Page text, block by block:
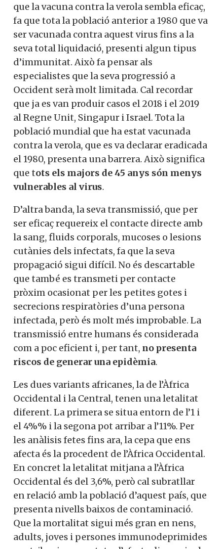
que la vacuna contra la verola sembla eficaç,
fa que tota la població anterior a 1980 que va
ser vacunada contra aquest virus fins a la
seva total liquidació, presenti algun tipus
d’immunitat. Això fa pensar als
especialistes que la seva progressió a
Occident serà molt limitada. Cal recordar
que ja es van produir casos el 2018 i el 2019
al Regne Unit, Singapur i Israel. Tota la
població mundial que ha estat vacunada
contra la verola, que es va declarar eradicada
el 1980, presenta una barrera. Això significa
que tots els majors de 45 anys són menys
vulnerables al virus.
D’altra banda, la seva transmissió, que per
ser eficaç requereix el contacte directe amb
la sang, fluids corporals, mucoses o lesions
cutànies dels infectats, fa que la seva
propagació sigui difícil. No és descartable
que també es transmeti per contacte
pròxim ocasionat per les petites gotes i
secrecions respiratòries d’una persona
infectada, però és molt més improbable. La
transmissió entre humans és considerada
com a poc eficient i, per tant, no presenta
riscos de generar una epidèmia.
Les dues variants africanes, la de l’Àfrica
Occidental i la Central, tenen una letalitat
diferent. La primera se situa entorn de l’1 i
el 4%% i la segona pot arribar a l’11%. Per
les anàlisis fetes fins ara, la cepa que ens
afecta és la procedent de l’Àfrica Occidental.
En concret la letalitat mitjana a l’Àfrica
Occidental és del 3,6%, però cal subratllar
en relació amb la població d’aquest país, que
presenta nivells baixos de contaminació.
Que la mortalitat sigui més gran en nens,
adults, joves i persones immunodeprimides